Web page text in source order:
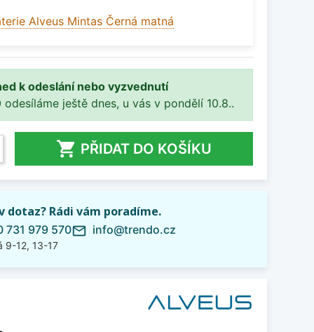
Alveus Mintas Černá matná
k odeslání nebo vyzvednutí
ještě dnes, u vás v pondělí 10.8..
 PŘIDAT DO KOŠÍKU
dotaz? Rádi vám poradíme.
731 979 570
9-12, 13-17
mail_outline info@trendo.cz